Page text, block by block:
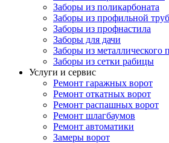
Заборы из поликарбоната
Заборы из профильной
Заборы из профнастила
Заборы для дачи
Заборы из металлического
Заборы из сетки рабицы
Услуги и сервис
Ремонт гаражных ворот
Ремонт откатных ворот
Ремонт распашных ворот
Ремонт шлагбаумов
Ремонт автоматики
Замеры ворот